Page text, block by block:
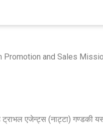
Promotion and Sales
एजेन्ट्स (नाट्टा) गण्डकी